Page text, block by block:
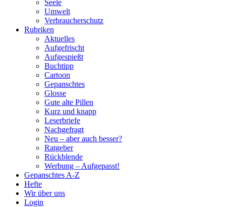
Seele
Umwelt
Verbraucherschutz
Rubriken
Aktuelles
Aufgefrischt
Aufgespießt
Buchtipp
Cartoon
Gepanschtes
Glosse
Gute alte Pillen
Kurz und knapp
Leserbriefe
Nachgefragt
Neu – aber auch besser?
Ratgeber
Rückblende
Werbung – Aufgepasst!
Gepanschtes A-Z
Hefte
Wir über uns
Login